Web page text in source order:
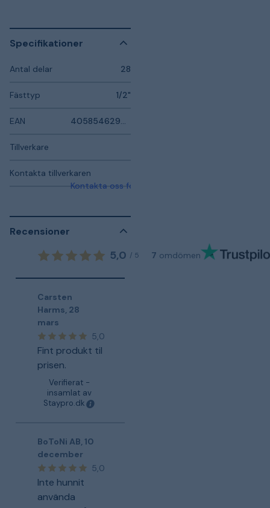
Specifikationer
Antal delar 28
Fästtyp 1/2"
EAN 4058546297633
Tillverkare
Kontakta tillverkaren
Kontakta oss för mer information
Recensioner
5,0 / 5 7 omdömen
Carsten
Harms, 28
mars
5,0
Fint produkt til
prisen.
Verifierat -
insamlat av
Staypro.dk
BoToNi AB, 10
december
5,0
Inte hunnit
använda